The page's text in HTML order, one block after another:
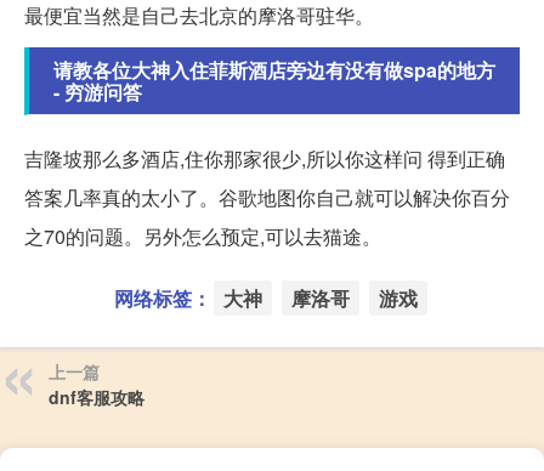
最便宜当然是自己去北京的摩洛哥驻华。
请教各位大神入住菲斯酒店旁边有没有做spa的地方
- 穷游问答
吉隆坡那么多酒店,住你那家很少,所以你这样问 得到正确
答案几率真的太小了。谷歌地图你自己就可以解决你百分
之70的问题。另外怎么预定,可以去猫途。
网络标签： 大神 摩洛哥 游戏
上一篇
dnf客服攻略